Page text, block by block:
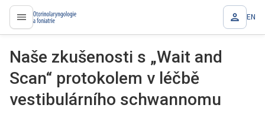
proLékaře.cz EN
Naše zkušenosti s „Wait and
Scan“ protokolem v léčbě
vestibulárního schwannomu